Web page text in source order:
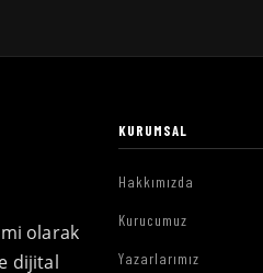
olarak
dijital
KURUMSAL
Hakkımızda
Kurucumuz
Yazarlarımız